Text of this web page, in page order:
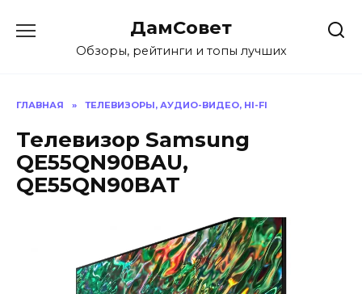
содержанию
ДамСовет
Обзоры, рейтинги и топы лучших
ГЛАВНАЯ » ТЕЛЕВИЗОРЫ, АУДИО-ВИДЕО, HI-FI
Телевизор Samsung
QE55QN90BAU,
QE55QN90BAT